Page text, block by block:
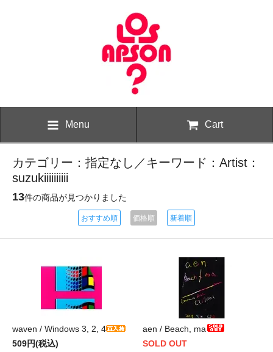
Menu Cart
カテゴリー：指定なし／キーワード：Artist：
suzukiiiiiiiiii
13件の商品が見つかりました
おすすめ順 価格順 新着順
waven / Windows 3, 2, 4
509円(税込)
aen / Beach, ma
SOLD OUT